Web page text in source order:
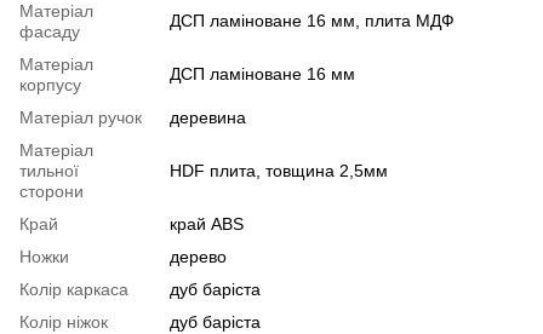
Матеріал
фасаду
ДСП ламіноване 16 мм, плита МДФ
Матеріал
корпусу
ДСП ламіноване 16 мм
Матеріал ручок
деревина
Матеріал
тильної
сторони
HDF плита, товщина 2,5мм
Край
край ABS
Ножки
дерево
Колір каркаса
дуб баріста
Колір ніжок
дуб баріста